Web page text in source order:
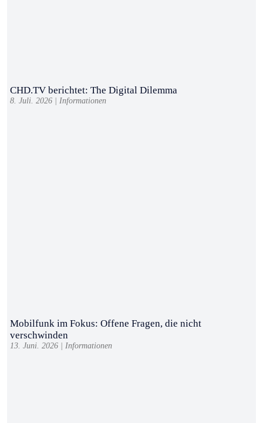
CHD.TV berichtet: The Digital Dilemma
8. Juli. 2026 | Informationen
Mobilfunk im Fokus: Offene Fragen, die nicht
verschwinden
13. Juni. 2026 Informationen